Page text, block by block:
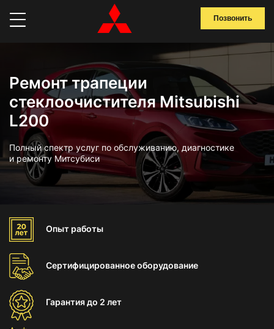
Позвонить
Ремонт трапеции
стеклоочистителя Mitsubishi
L200
Полный спектр услуг по обслуживанию, диагностике
и ремонту Митсубиси
Опыт работы
Сертифицированноеоборудование
Гарантиядо 2 лет